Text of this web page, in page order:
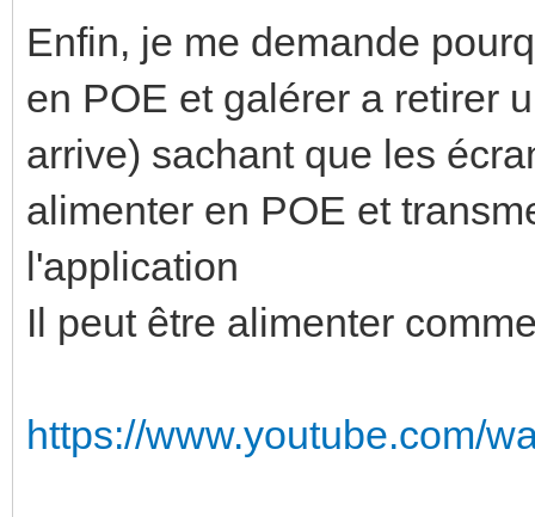
Enfin, je me demande
en POE et galérer a retirer
arrive) sachant que les
alimenter en POE et
l'application
Il peut être alimenter
https://www.youtube.com/